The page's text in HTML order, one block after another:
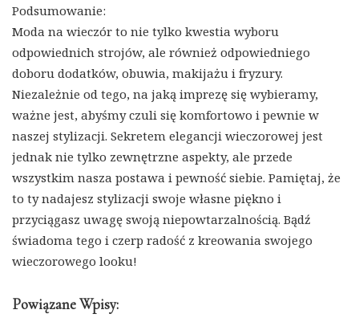
Podsumowanie:
Moda na wieczór to nie tylko kwestia wyboru
odpowiednich strojów, ale również odpowiedniego
doboru dodatków, obuwia, makijażu i fryzury.
Niezależnie od tego, na jaką imprezę się wybieramy,
ważne jest, abyśmy czuli się komfortowo i pewnie w
naszej stylizacji. Sekretem elegancji wieczorowej jest
jednak nie tylko zewnętrzne aspekty, ale przede
wszystkim nasza postawa i pewność siebie. Pamiętaj, że
to ty nadajesz stylizacji swoje własne piękno i
przyciągasz uwagę swoją niepowtarzalnością. Bądź
świadoma tego i czerp radość z kreowania swojego
wieczorowego looku!
Powiązane Wpisy: